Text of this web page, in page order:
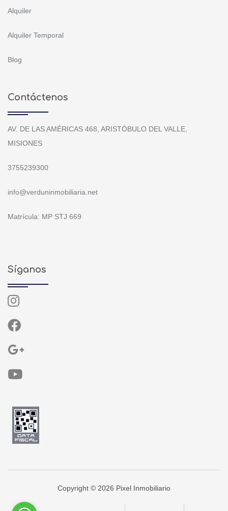
Alquiler
Alquiler Temporal
Blog
Contáctenos
AV. DE LAS AMÉRICAS 468, ARISTÓBULO DEL VALLE,
MISIONES
3755239300
info@verduninmobiliaria.net
Matrícula: MP STJ 669
Síganos
Copyright © 2026 Pixel Inmobiliario